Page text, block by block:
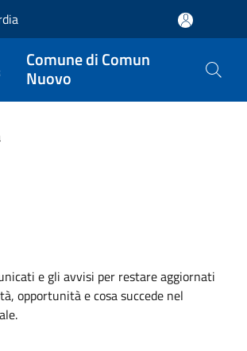
Comune di Comun
Nuovo
e gli avvisi per restare aggiornati
opportunità e cosa succede nel